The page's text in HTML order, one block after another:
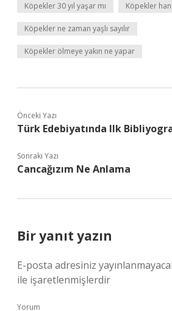
Köpekler 30 yıl yaşar mı Köpekler
Köpekler ne zaman yaşlı sayılır
Köpekler ölmeye yakın ne yapar
Önceki Yazı
Türk Edebiyatında Ilk
Sonraki Yazı
Cancağızım Ne Anlama
Bir yanıt yazın
E-posta adresiniz
ile işaretlenmişlerdir
Yorum